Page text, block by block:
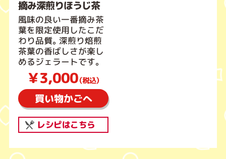
摘み深煎りほうじ茶
風味の良い一番摘み茶
葉を限定使用したこだ
わり品質。深煎り焙煎
茶葉の香ばしさが楽し
めるジェラートです。
￥3,000（税込）
買い物かごへ
レシピはこちら